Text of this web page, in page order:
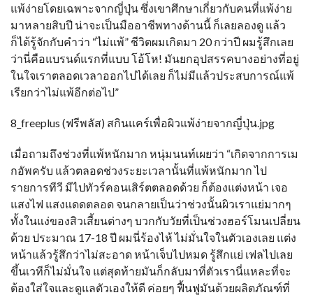
แพ้ง่ายโดยเฉพาะจากญี่ปุ่น ซึ่งเขาศึกษาเกี่ยวกับคนที่แพ้ง่าย
มาหลายสิบปี น่าจะเป็นมืออาชีพทางด้านนี้ ก็เลยลองดู แล้ว
ก็ได้รู้จักกับคำว่า “ไม่แพ้” ชีวิตผมเกิดมา 20 กว่าปี ผมรู้สึกเลย
ว่านี่คือแบรนด์แรกที่แบบ โอ้โห! มันยกอุปสรรคบางอย่างที่อยู่
ในใจเราตลอดเวลาออกไปได้เลย ก็ไม่มีแล้วประสบการณ์แพ้
เรียกว่าไม่แพ้อีกต่อไป”
8_freeplus (ฟรีพลัส) สกินแคร์เพื่อผิวแพ้ง่ายจากญี่ปุ่น.jpg
เมื่อถามถึงช่วงที่แพ้หนักมาก หนุ่มนนท์เผยว่า “เกิดจากการเม
กอัพครับ แล้วตลอดช่วงระยะเวลานั้นที่แพ้หนักมาก ไป
รายการทีวี มีไปทัวร์คอนเสิร์ตตลอดด้วย ก็ต้องแต่งหน้า เจอ
แสงไฟ แสงแดดตลอด จนกลายเป็นว่าช่วงนั้นผิวเราแย่มากๆ
ทั้งในแง่ของสิวเสี้ยนต่างๆ บวกกับวัยที่เป็นช่วงฮอร์โมนเปลี่ยน
ด้วย ประมาณ 17-18 ปี ผมนี่ร้องไห้ ไม่มั่นใจในตัวเองเลย แต่ง
หน้าแล้วรู้สึกว่าไม่สะอาด หน้าเจ็บไปหมด รู้สึกแย่ เฟลไปเลย
ขึ้นเวทีก็ไม่มั่นใจ แต่สุดท้ายมันก็กลับมาที่ตัวเรานี่แหละที่จะ
ต้องใส่ใจและดูแลตัวเองให้ดี ค่อยๆ ฟื้นฟูมันด้วยผลิตภัณฑ์ที่